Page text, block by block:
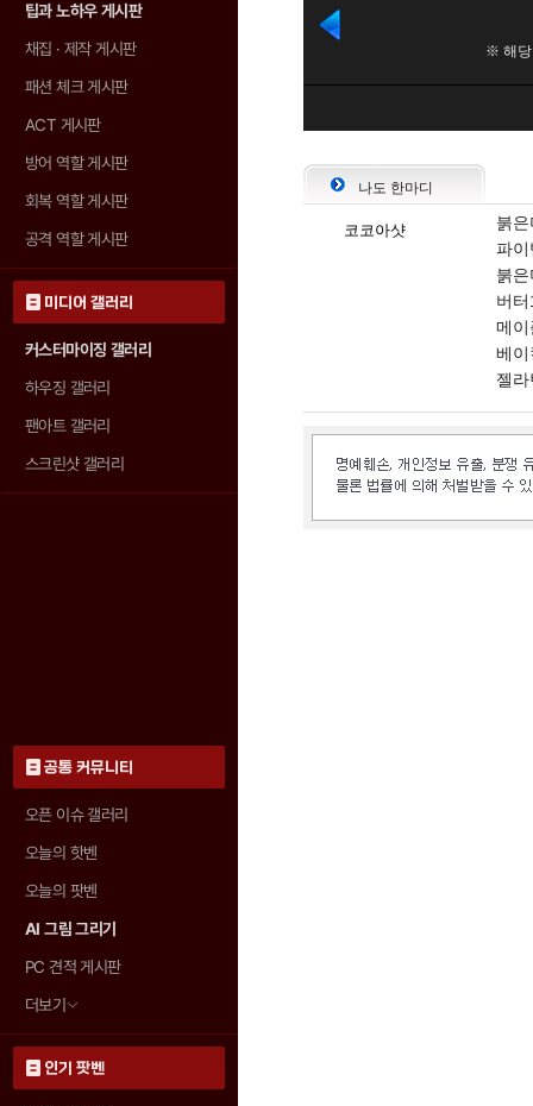
팁과 노하우 게시판
채집 · 제작 게시판
패션 체크 게시판
ACT 게시판
방어 역할 게시판
회복 역할 게시판
공격 역할 게시판
미디어 갤러리
커스터마이징 갤러리
하우징 갤러리
팬아트 갤러리
스크린샷 갤러리
공통 커뮤니티
오픈 이슈 갤러리
오늘의 핫벤
오늘의 팟벤
AI 그림 그리기
PC 견적 게시판
더보기
인기 팟벤
나도 한마디
코코아샷
붉
파
붉
버
메
베
젤